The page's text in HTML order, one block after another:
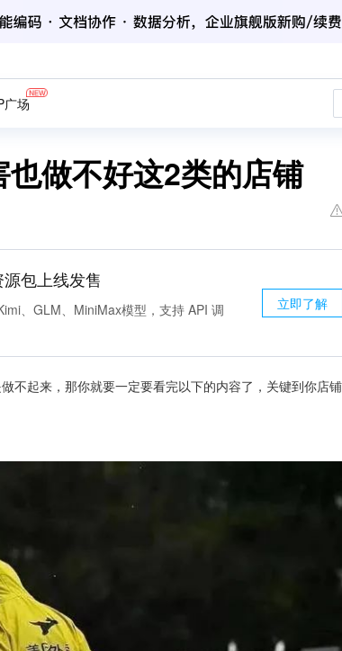
广场
做不好这2类的店铺
包上线发售
、GLM、MiniMax模型，支持 API 调
立即了解
不起来，那你就要一定要看完以下的内容了，关键到你店